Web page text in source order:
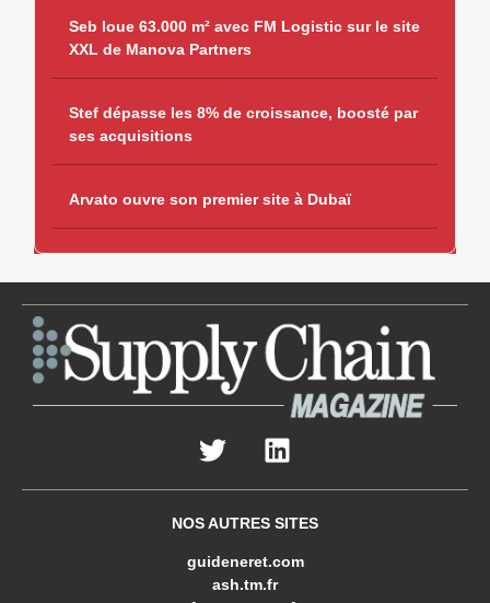
Seb loue 63.000 m² avec FM Logistic sur le site
XXL de Manova Partners
Stef dépasse les 8% de croissance, boosté par
ses acquisitions
Arvato ouvre son premier site à Dubaï
NOS AUTRES SITES
guideneret.com
ash.tm.fr